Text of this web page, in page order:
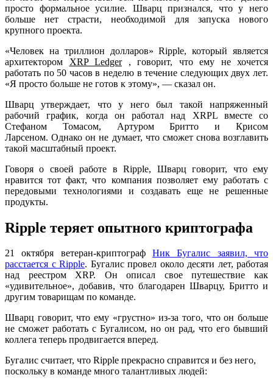
просто формальное усилие. Шварц признался, что у него
больше нет страсти, необходимой для запуска нового
крупного проекта.
«Человек на триллион долларов» Ripple, который является
архитектором XRP Ledger, говорит, что ему не хочется
работать по 50 часов в неделю в течение следующих двух лет.
«Я просто больше не готов к этому», — сказал он.
Шварц утверждает, что у него был такой напряженный
рабочий график, когда он работал над XRPL вместе со
Стефаном Томасом, Артуром Бритто и Крисом
Ларсеном. Однако он не думает, что сможет снова возглавить
такой масштабный проект.
Говоря о своей работе в Ripple, Шварц говорит, что ему
нравится тот факт, что компания позволяет ему работать с
передовыми технологиями и создавать еще не решенные
продукты.
Ripple теряет опытного криптографа
21 октября ветеран-криптограф Ник Бугалис заявил, что
расстается с Ripple. Бугалис провел около десяти лет, работая
над реестром XRP. Он описал свое путешествие как
«удивительное», добавив, что благодарен Шварцу, Бритто и
другим товарищам по команде.
Шварц говорит, что ему «грустно» из-за того, что он больше
не сможет работать с Бугалисом, но он рад, что его бывший
коллега теперь продвигается вперед.
Бугалис считает, что Ripple прекрасно справится и без него,
поскольку в команде много талантливых людей: